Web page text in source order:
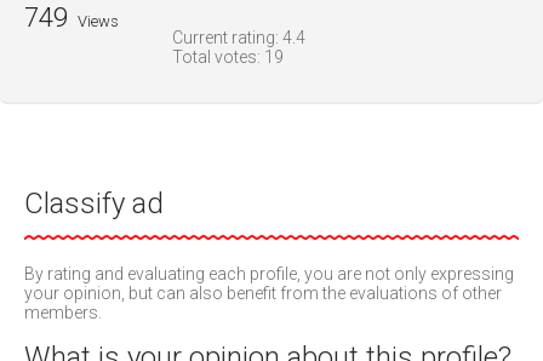
Current rating: 4.4
Total votes: 19
749 Views
Classify ad
By rating and evaluating each profile, you are not only expressing
your opinion, but can also benefit from the evaluations of other
members.